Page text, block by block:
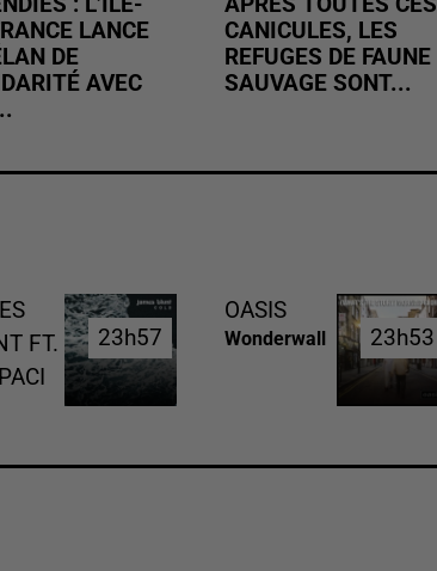
LANCE
DE
AVEC
CANICULES, LES
REFUGES DE FAUNE
SAUVAGE SONT...
FT.
23h57
23h57
OASIS
Wonderwall 23h53
23h53